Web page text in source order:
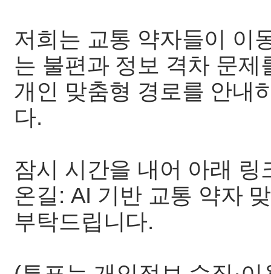
저희는 교통 약자들이 이
는 불편과 정보 격차 문
개인 맞춤형 경로를 안내
다.
잠시 시간을 내어 아래 링
온길: AI 기반 교통 약자
부탁드립니다.